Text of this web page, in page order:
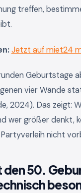
treffen,
Jetzt auf miet24
Geburtstage
vier Wände
2024). Das zeigt:
wer größer denkt,
nicht
den 50.